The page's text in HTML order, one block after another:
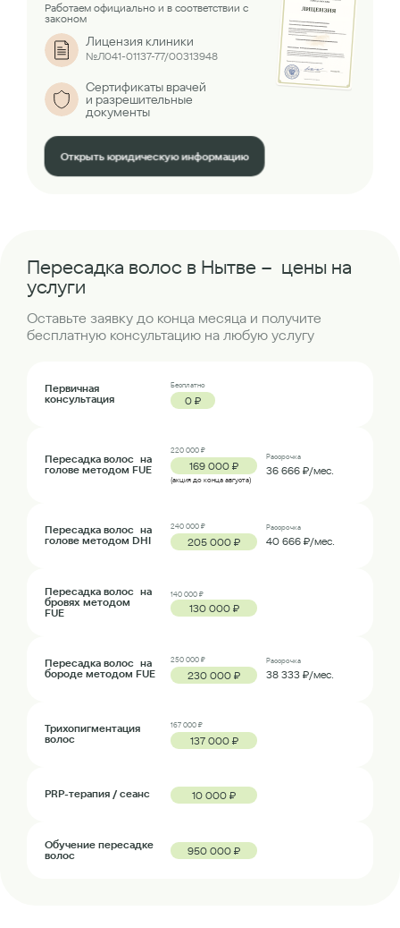
Работаем официально и в соответствии с
законом
Лицензия клиники
№Л041-01137-77/00313948
Сертификаты врачей
и разрешительные
документы
Открыть юридическую информацию
Пересадка волос в Нытве – цены на
услуги
Оставьте заявку до конца месяца и получите
бесплатную консультацию на любую услугу
Первичная
консультация
Бесплатно
0 ₽
Пересадка волос на
голове методом FUE
220 000 ₽
169 000 ₽
(акция до конца августа)
Рассрочка
36 666 ₽/мес.
Пересадка волос на
голове методом DHI
240 000 ₽
205 000 ₽
Рассрочка
40 666 ₽/мес.
Пересадка волос на
бровях методом
FUE
140 000 ₽
130 000 ₽
Пересадка волос на
бороде методом FUE
250 000 ₽
230 000 ₽
Рассрочка
38 333 ₽/мес.
Трихопигментация
волос
167 000 ₽
137 000 ₽
PRP-терапия / сеанс 10 000 ₽
Обучение пересадке
волос
950 000 ₽